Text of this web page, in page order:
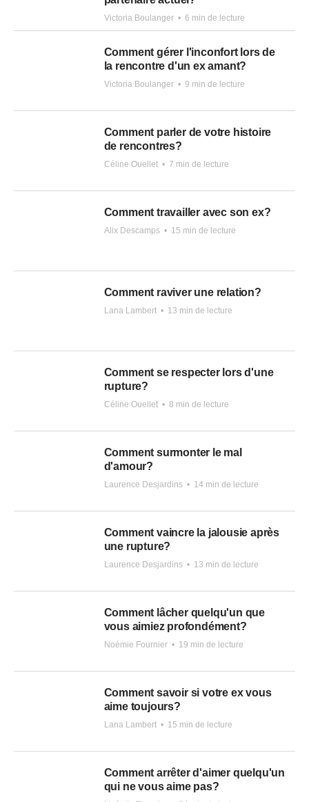
Victoria Boulanger • 6 min de lecture
Comment gérer l'inconfort lors de
la rencontre d'un ex amant?
Victoria Boulanger • 9 min de lecture
Comment parler de votre histoire
de rencontres?
Céline Ouellet • 7 min de lecture
Comment travailler avec son ex?
Alix Descamps • 15 min de lecture
Comment raviver une relation?
Lana Lambert • 13 min de lecture
Comment se respecter lors d'une
rupture?
Céline Ouellet • 8 min de lecture
Comment surmonter le mal
d'amour?
Laurence Desjardins • 14 min de lecture
Comment vaincre la jalousie après
une rupture?
Laurence Desjardins • 13 min de lecture
Comment lâcher quelqu'un que
vous aimiez profondément?
Noémie Fournier • 19 min de lecture
Comment savoir si votre ex vous
aime toujours?
Lana Lambert • 15 min de lecture
Comment arrêter d'aimer quelqu'un
qui ne vous aime pas?